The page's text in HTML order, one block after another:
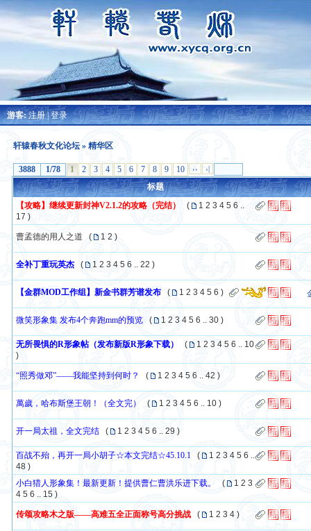
游客:注册|登录
轩辕春秋文化论坛» 精华区
3888 1/78 1 2 3 4 5 6 7 8 9 10 ›› ›|
标题
【攻略】继续更新封神V2.1.2的攻略（完结）
( 1 2 3 4 5 6 ..
17 )
曹孟德的用人之道 ( 1 2 )
全补丁重玩英杰 ( 1 2 3 4 5 6 ..22 )
【金群MOD工作组】新金书群芳谱发布( 1 2 3 4 5 6 )
微笑形象集 发布4个奔跑mm的预览 ( 1 2 3 4 5 6 ..30 )
无所畏惧的R形象帖（发布新版R形象下载） ( 1 2 3 4 5 6 .. 10
)
“照秀做邓”——我能坚持到何时？ ( 1 2 3 4 5 6 ..42 )
萬歲，哈布斯堡王朝！（全文完） ( 1 2 3 4 5 6 .. 10 )
开一局太祖，全文完结 ( 1 2 3 4 5 6 ..29 )
百战不殆，再开一局小胡子☆本文完结☆45.10.1 ( 1 2 3 4 5 6 ..
48 )
小白猎人形象集！最新更新！提供曹仁曹洪乐进下载。
( 1 2 3
4 5 6 .. 15 )
传颂攻略木之版——高难五全正面称号高分挑战 ( 1 2 3 4 )